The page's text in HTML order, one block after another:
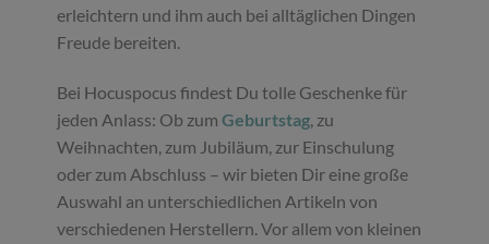
erleichtern und ihm auch bei alltäglichen Dingen
Freude bereiten.
Bei Hocuspocus findest Du tolle Geschenke für
jeden Anlass: Ob zumGeburtstag, zu
Weihnachten, zum Jubiläum, zur Einschulung
oder zum Abschluss – wir bieten Dir eine große
Auswahl an unterschiedlichen Artikeln von
verschiedenen Herstellern. Vor allem von kleinen